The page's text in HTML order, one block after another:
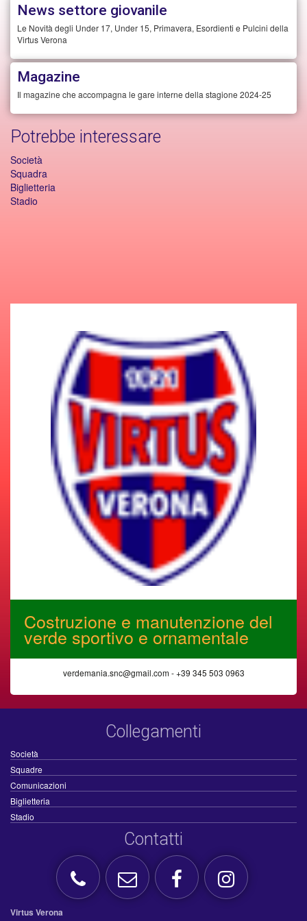
News settore giovanile
Le Novità degli Under 17, Under 15, Primavera, Esordienti e Pulcini della
Virtus Verona
Magazine
Il magazine che accompagna le gare interne della stagione 2024-25
Potrebbe interessare
Società
Squadra
Biglietteria
Stadio
Costruzione e manutenzione del
verde sportivo e ornamentale
verdemania.snc@gmail.com - +39 345 503 0963
Collegamenti
Società
Squadre
Comunicazioni
Biglietteria
Stadio
Contatti
Virtus Verona